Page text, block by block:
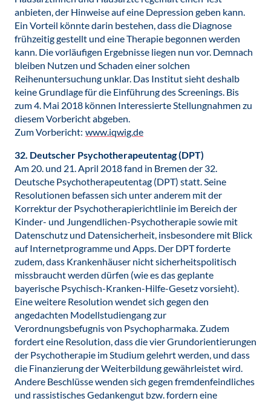
anbieten, der Hinweise auf eine Depression geben kann.
Ein Vorteil könnte darin bestehen, dass die Diagnose
frühzeitig gestellt und eine Therapie begonnen werden
kann. Die vorläufigen Ergebnisse liegen nun vor. Demnach
bleiben Nutzen und Schaden einer solchen
Reihenuntersuchung unklar. Das Institut sieht deshalb
keine Grundlage für die Einführung des Screenings. Bis
zum 4. Mai 2018 können Interessierte Stellungnahmen zu
diesem Vorbericht abgeben.
Zum Vorbericht: www.iqwig.de
32. Deutscher Psychotherapeutentag (DPT)
Am 20. und 21. April 2018 fand in Bremen der 32.
Deutsche Psychotherapeutentag (DPT) statt. Seine
Resolutionen befassen sich unter anderem mit der
Korrektur der Psychotherapierichtlinie im Bereich der
Kinder- und Jungendlichen-Psychotherapie sowie mit
Datenschutz und Datensicherheit, insbesondere mit Blick
auf Internetprogramme und Apps. Der DPT forderte
zudem, dass Krankenhäuser nicht sicherheitspolitisch
missbraucht werden dürfen (wie es das geplante
bayerische Psychisch-Kranken-Hilfe-Gesetz vorsieht).
Eine weitere Resolution wendet sich gegen den
angedachten Modellstudiengang zur
Verordnungsbefugnis von Psychopharmaka. Zudem
fordert eine Resolution, dass die vier Grundorientierungen
der Psychotherapie im Studium gelehrt werden, und dass
die Finanzierung der Weiterbildung gewährleistet wird.
Andere Beschlüsse wenden sich gegen fremdenfeindliches
und rassistisches Gedankengut bzw. fordern eine